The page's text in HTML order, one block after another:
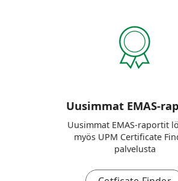
Uusimmat EMAS-
Uusimmat EMAS-raportit
myös UPM Certificate
palvelusta